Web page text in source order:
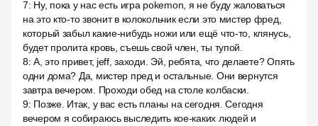
7: Ну, пока у нас есть игра pokemon, я не буду жаловаться
на это кто-то звонит в колокольчик если это мистер фред,
который забыл какие-нибудь ножи или ещё что-то, клянусь,
будет пролита кровь, съешь свой член, ты тупой.
8:А, это привет, jeff, заходи. Эй, ребята, что делаете? Опять
одни дома? Да, мистер пред и остальные. Они вернутся
завтра вечером. Проходи обед на столе колбаски.
9: Позже. Итак, у вас есть планы на сегодня. Сегодня
вечером я собираюсь выследить кое-каких людей и